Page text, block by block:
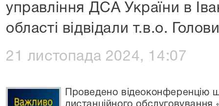
управління ДСА України в
області відвідали т.в.о.
21 листопада 2024, 14:07
Проведено відеоконференцію